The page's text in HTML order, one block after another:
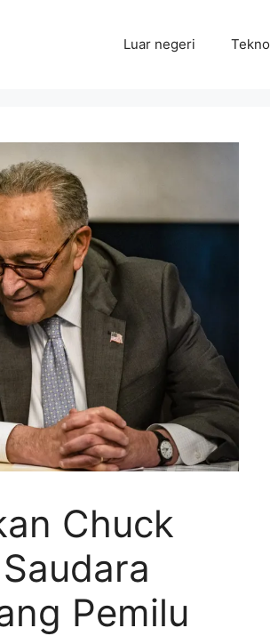
Luar negeri Tekno
Chuck
Pemilu